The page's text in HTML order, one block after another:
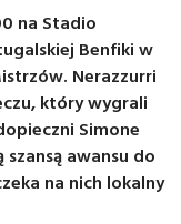
na Stadio
Benfiki w
Nerazzurri
który wygrali
Simone
awansu do
na nich lokalny